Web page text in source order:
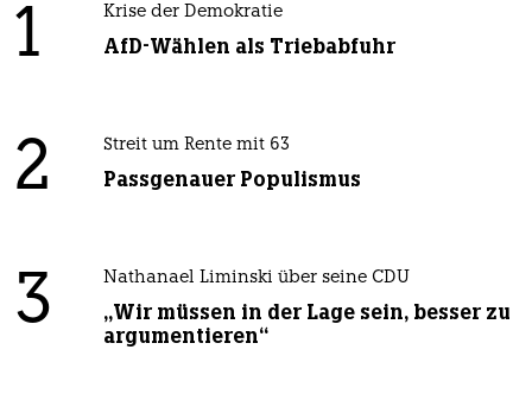
1 Krise der Demokratie
AfD-Wählen als Triebabfuhr
2 Streit um Rente mit 63
Passgenauer Populismus
3 Nathanael Liminski über seine CDU
„Wir müssen in der Lage sein, besser zu
argumentieren“